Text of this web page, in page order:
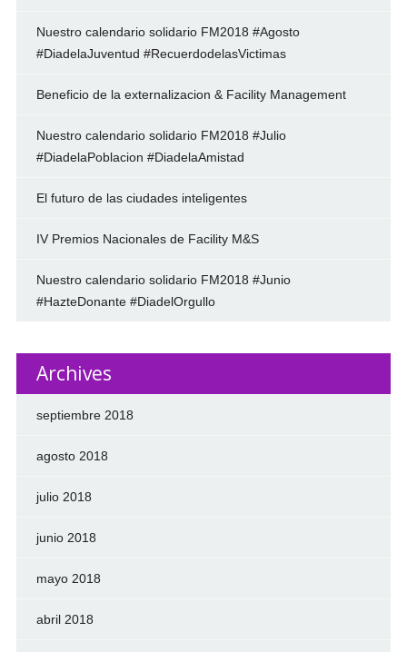
Nuestro calendario solidario FM2018 #Agosto
#DiadelaJuventud #RecuerdodelasVictimas
Beneficio de la externalizacion & Facility Management
Nuestro calendario solidario FM2018 #Julio
#DiadelaPoblacion #DiadelaAmistad
El futuro de las ciudades inteligentes
IV Premios Nacionales de Facility M&S
Nuestro calendario solidario FM2018 #Junio
#HazteDonante #DiadelOrgullo
Archives
septiembre 2018
agosto 2018
julio 2018
junio 2018
mayo 2018
abril 2018